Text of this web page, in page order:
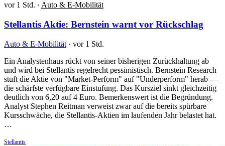
vor 1 Std. · Auto & E-Mobilität
Stellantis Aktie: Bernstein warnt vor Rückschlag
Auto & E-Mobilität · vor 1 Std.
Ein Analystenhaus rückt von seiner bisherigen Zurückhaltung ab
und wird bei Stellantis regelrecht pessimistisch. Bernstein Research
stuft die Aktie von "Market-Perform" auf "Underperform" herab —
die schärfste verfügbare Einstufung. Das Kursziel sinkt gleichzeitig
deutlich von 6,20 auf 4 Euro. Bemerkenswert ist die Begründung.
Analyst Stephen Reitman verweist zwar auf die bereits spürbare
Kursschwäche, die Stellantis-Aktien im laufenden Jahr belastet hat.
…
Stellantis